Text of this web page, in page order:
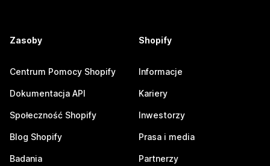
Zasoby
Centrum Pomocy Shopify
Dokumentacja API
Społeczność Shopify
Blog Shopify
Badania
Shopify
Informacje
Kariery
Inwestorzy
Prasa i media
Partnerzy